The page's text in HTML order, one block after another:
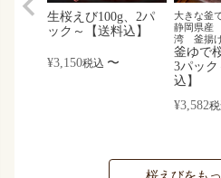
生桜えび100g、2パ
ック～【送料込】
¥3,150税込 〜
大きな釜
静岡県
湾 釜揚
釜ゆで
3パッ
込】
¥3,582